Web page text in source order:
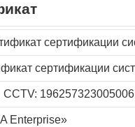
сертификации
сертификации
Enterprise»